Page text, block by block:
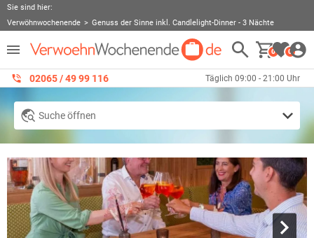
Sie sind hier:
Verwöhnwochenende
Genuss der Sinne inkl. Candlelight-Dinner - 3 Nächte
0 0
02065 / 49 ‌99 116 Täglich 09:00 - 21:00 Uhr
Suche öffnen